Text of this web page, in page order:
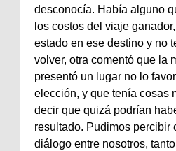
desconocía. Había alguno
los costos del viaje
estado en ese destino y no
volver, otra comentó que la
presentó un lugar no lo
elección, y que tenía cosas
decir que quizá podrían
resultado. Pudimos percibir
diálogo entre nosotros,